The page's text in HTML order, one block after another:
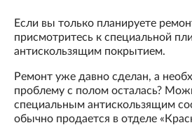
Если вы только планируете
присмотритесь к специальной
антискользящим покрытием.
Ремонт уже давно сделан, а
проблему с полом осталась?
специальным антискользящим
обычно продается в отделе